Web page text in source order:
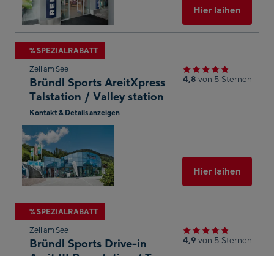
Hier leihen
Zum
nächsten
Shop-
Ergebnis
springen
% SPEZIALRABATT
Zell am See
Bründl Sports AreitXpress
Talstation / Valley station
Kontakt & Details anzeigen
4,8 von 5 Sternen
Hier leihen
Zum
nächsten
Shop-
% SPEZIALRABATT
Zell am See
Bründl Sports Drive-in
4,9 von 5 Sternen